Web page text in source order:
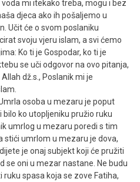
mi itekako treba, mogu i bez
djeca ako ih pošaljemo u
Učit će o svom poslaniku
svoju vjeru islam, a svi ćemo
Ko ti je Gospodar, ko ti je
se uči odgovor na ovo pitanja,
dž.s., Poslanik mi je
osoba u mezaru je poput
ko utopljeniku pružio ruku
umrlog u mezaru poredi s tim
stići umrlom u mezaru je dova,
je onaj subjekt koji će pružiti
se oni u mezar nastane. Ne budu
spasa koja se zove Fatiha,